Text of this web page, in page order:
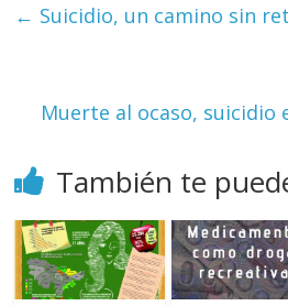
← Suicidio, un camino sin
Muerte al ocaso, suicidio
También te